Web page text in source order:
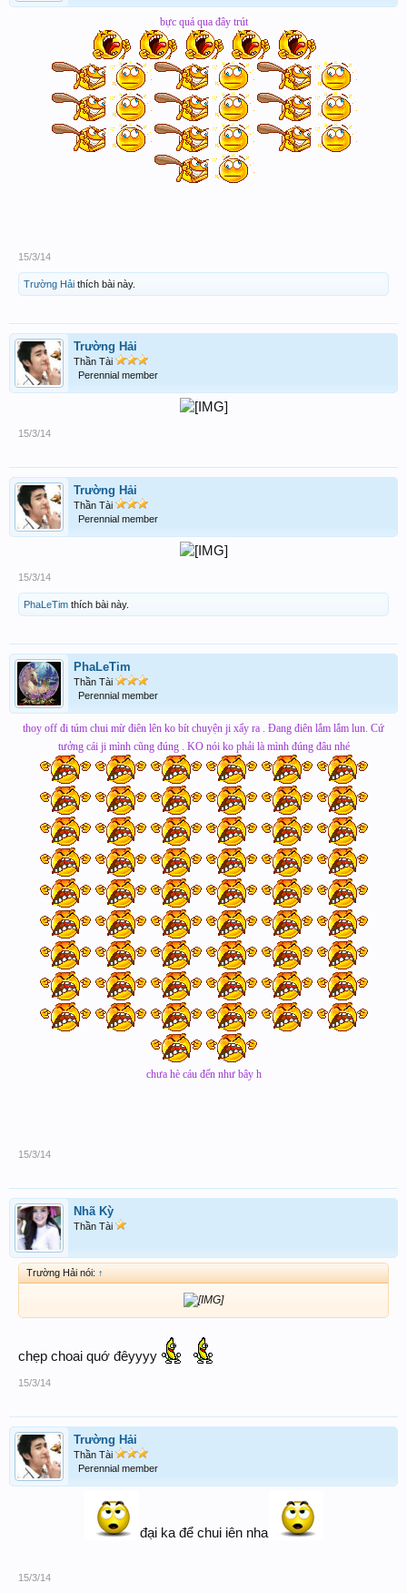
bực quá qua đây trút
15/3/14
Trường Hải thích bài này.
Trường Hải
Thần Tài
Perennial member
15/3/14
Trường Hải
Thần Tài
Perennial member
15/3/14
PhaLeTim thích bài này.
PhaLeTim
Thần Tài
Perennial member
thoy off đi túm chui mừ điên lên ko bít chuyện ji xẩy ra . Đang điên lắm lắm lun. Cứ
tưởng cái ji mình cũng đúng . KO nói ko phải là mình đúng đâu nhé
chưa hè cáu đến như bây h
15/3/14
Nhã Kỳ
Thần Tài
Trường Hải nói: ↑
chẹp choai quớ đêyyyy
15/3/14
Trường Hải
Thần Tài
Perennial member
đại ka để chui iên nha
15/3/14